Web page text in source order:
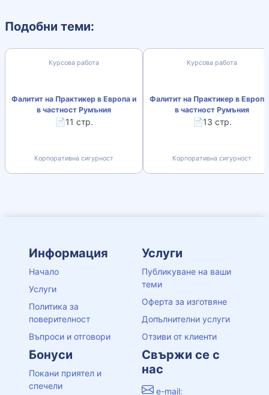
Подобни теми:
Курсова работа
Фалитит на Практикер в Европа и
в частност Румъния
📄11 стр.
Корпоративна сигурност
Курсова работа
Фалитит на Практикер в
в частност Румъния
📄13 стр.
Корпоративна сигурност
Информация
Начало
Услуги
Политика за
поверителност
Въпроси и отговори
Услуги
Публикуване на ваши
теми
Оферта за изготвяне
Допълнителни услуги
Отзиви от клиенти
Бонуси
Покани приятел и
спечели
Свържи се с
нас
e-mail: